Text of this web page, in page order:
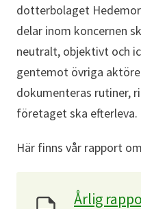
dotterbolaget
delar inom koncernen
neutralt, objektivt och
gentemot övriga
dokumenteras rutiner,
företaget ska efterleva.
Här finns vår rapport
Årlig